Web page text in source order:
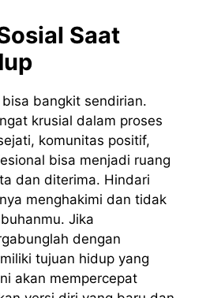
Saat
bangkit sendirian.
krusial dalam proses
komunitas positif,
bisa menjadi ruang
dan diterima. Hindari
menghakimi dan tidak
Jika
dengan
tujuan hidup yang
akan mempercepat